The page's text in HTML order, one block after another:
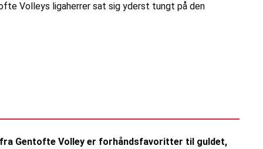
Volleys ligaherrer sat sig yderst tungt på den
Gentofte Volley er forhåndsfavoritter til guldet,